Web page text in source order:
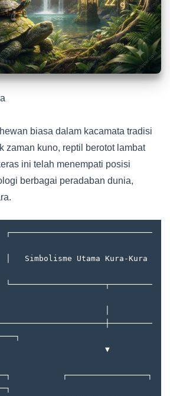
biasa dalam kacamata tradisi
zaman kuno, reptil berotot lambat
ini telah menempati posisi
berbagai peradaban dunia,
┌─────────────────┐